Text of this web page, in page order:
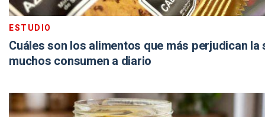
ESTUDIO
Cuáles son los alimentos que más perjudican la
muchos consumen a diario